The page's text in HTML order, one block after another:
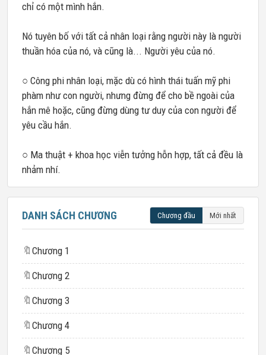
chỉ có một mình hắn.
Nó tuyên bố với tất cả nhân loại rằng người này là người
thuần hóa của nó, và cũng là... Người yêu của nó.
○ Công phi nhân loại, mặc dù có hình thái tuấn mỹ phi
phàm như con người, nhưng đừng để cho bề ngoài của
hắn mê hoặc, cũng đừng dùng tư duy của con người để
yêu cầu hắn.
○ Ma thuật + khoa học viễn tưởng hỗn hợp, tất cả đều là
nhảm nhí.
DANH SÁCH CHƯƠNG Chương đầu Mới nhất
🔖 Chương 1
🔖 Chương 2
🔖 Chương 3
🔖 Chương 4
🔖 Chương 5